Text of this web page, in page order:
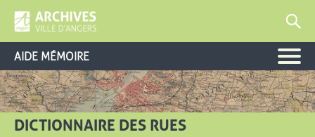
AIDE MÉMOIRE
DICTIONNAIRE DES RUES